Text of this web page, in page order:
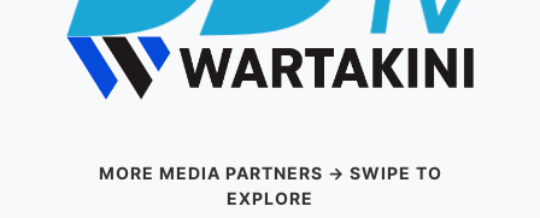
MORE MEDIA PARTNERS → SWIPE TO
EXPLORE